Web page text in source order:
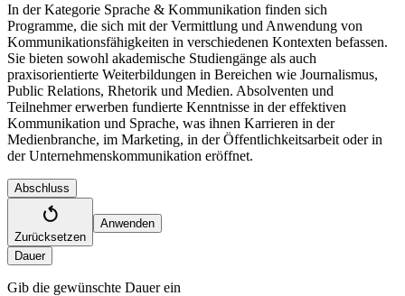
In der Kategorie Sprache & Kommunikation finden sich
Programme, die sich mit der Vermittlung und Anwendung von
Kommunikationsfähigkeiten in verschiedenen Kontexten befassen.
Sie bieten sowohl akademische Studiengänge als auch
praxisorientierte Weiterbildungen in Bereichen wie Journalismus,
Public Relations, Rhetorik und Medien. Absolventen und
Teilnehmer erwerben fundierte Kenntnisse in der effektiven
Kommunikation und Sprache, was ihnen Karrieren in der
Medienbranche, im Marketing, in der Öffentlichkeitsarbeit oder in
der Unternehmenskommunikation eröffnet.
Abschluss
Zurücksetzen
Anwenden
Dauer
Gib die gewünschte Dauer ein